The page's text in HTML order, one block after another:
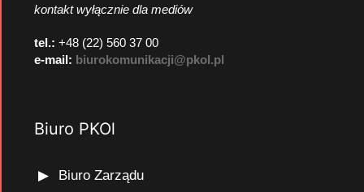
kontakt wyłącznie dla mediów
tel.: +48 (22) 560 37 00
e-mail: biurokomunikacji@pkol.pl
Biuro PKOl
Biuro Zarządu